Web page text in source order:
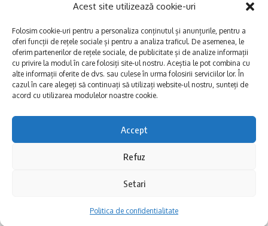
Acest site utilizează cookie-uri
Folosim cookie-uri pentru a personaliza conținutul și anunțurile, pentru a
oferi funcții de rețele sociale și pentru a analiza traficul. De asemenea, le
oferim partenerilor de rețele sociale, de publicitate și de analize informații
cu privire la modul în care folosiți site-ul nostru. Aceștia le pot combina cu
alte informații oferite de dvs. sau culese în urma folosirii serviciilor lor. În
cazul în care alegeți să continuați să utilizați website-ul nostru, sunteți de
acord cu utilizarea modulelor noastre cookie.
Accept
Refuz
Setari
Politica de confidentialitate
E xplorăm Dobrogea,
Explorăm valorile locale:
Deltă, Litoral, cele mai mari
biserici și mănăstiri, cele mai
FRUMOASE POVEȘTI.
Afaceri și meșteșuguri
Actualitate
Dobrogea PE BUNE
Istorie și civilizaţie
La Drum cu Ada